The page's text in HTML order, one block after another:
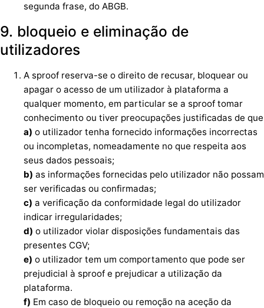
segunda frase, do ABGB.
9. bloqueio e eliminação de
utilizadores
A sproof reserva-se o direito de recusar, bloquear ou
apagar o acesso de um utilizador à plataforma a
qualquer momento, em particular se a sproof tomar
conhecimento ou tiver preocupações justificadas de que
a) o utilizador tenha fornecido informações incorrectas
ou incompletas, nomeadamente no que respeita aos
seus dados pessoais;
b) as informações fornecidas pelo utilizador não possam
ser verificadas ou confirmadas;
c) a verificação da conformidade legal do utilizador
indicar irregularidades;
d) o utilizador violar disposições fundamentais das
presentes CGV;
e) o utilizador tem um comportamento que pode ser
prejudicial à sproof e prejudicar a utilização da
plataforma.
f) Em caso de bloqueio ou remoção na aceção da